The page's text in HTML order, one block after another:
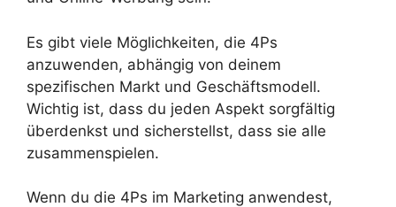
Es gibt viele Möglichkeiten, die 4Ps
anzuwenden, abhängig von deinem
spezifischen Markt und Geschäftsmodell.
Wichtig ist, dass du jeden Aspekt sorgfältig
überdenkst und sicherstellst, dass sie alle
zusammenspielen.
Wenn du die 4Ps im Marketing anwendest,